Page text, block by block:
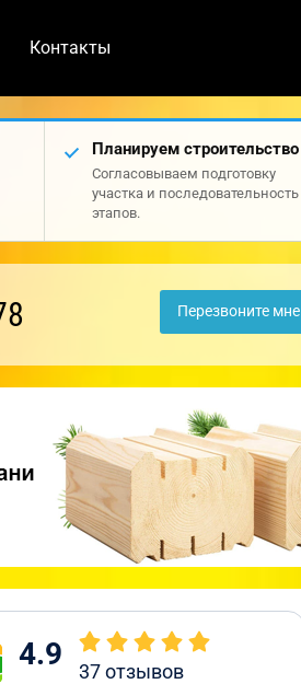
Контакты
Планируем строительство
Согласовываем подготовку
участка и последовательность
этапов.
Перезвоните мне
4.9 37отзывов